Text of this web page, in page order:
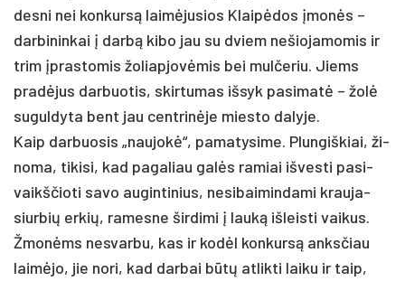
des­ni nei kon­kursą laimė­ju­sios Klaipė­dos įmonės –
dar­bi­nin­kai į darbą ki­bo jau su dviem ne­šio­ja­mo­mis ir
trim įpras­to­mis žo­liap­jovė­mis bei mul­če­riu. Jiems
pra­dėjus dar­buo­tis, skir­tu­mas iš­syk pa­si­matė – žolė
su­gul­dy­ta bent jau cent­rinė­je mies­to da­ly­je.
Kaip dar­buo­sis „nau­jokė“, pa­ma­ty­si­me. Plun­giš­kiai, ži­
no­ma, ti­ki­si, kad pa­ga­liau galės ra­miai iš­ves­ti pa­si­
vaikš­čio­ti sa­vo au­gin­ti­nius, ne­si­bai­min­da­mi krau­ja­
siur­bių er­kių, ra­mes­ne šir­di­mi į lauką iš­leis­ti vai­kus.
Žmonėms ne­svar­bu, kas ir kodėl kon­kursą anks­čiau
laimė­jo, jie no­ri, kad dar­bai būtų at­lik­ti lai­ku ir taip,